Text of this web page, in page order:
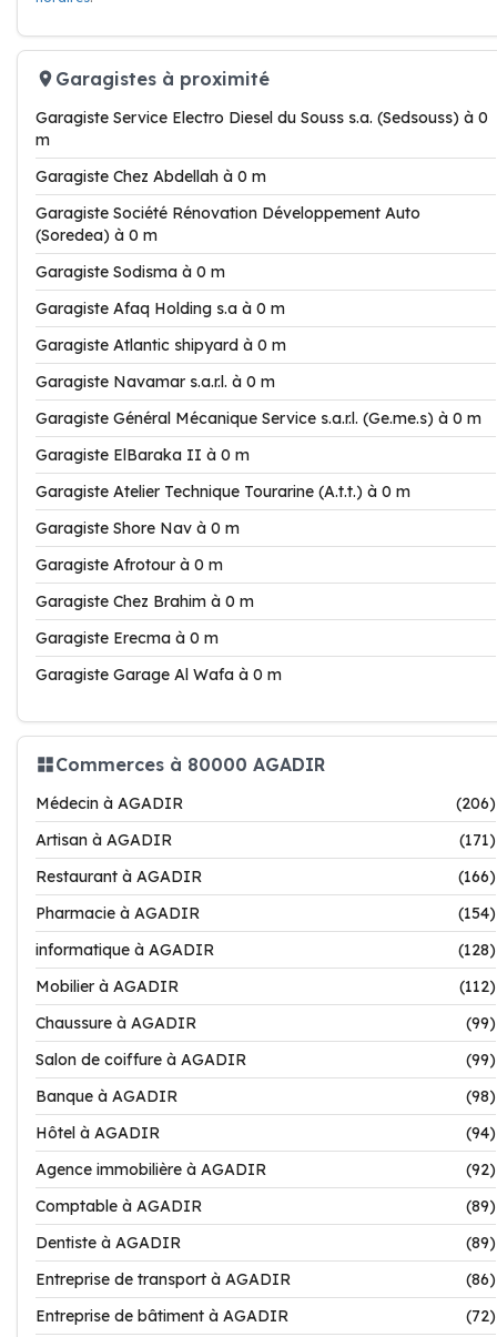
Garagistes à proximité
Garagiste Service Electro Diesel du Souss s.a. (Sedsouss) à 0
m
Garagiste Chez Abdellah à 0 m
Garagiste Société Rénovation Développement Auto
(Soredea) à 0 m
Garagiste Sodisma à 0 m
Garagiste Afaq Holding s.a à 0 m
Garagiste Atlantic shipyard à 0 m
Garagiste Navamar s.a.r.l. à 0 m
Garagiste Général Mécanique Service s.a.r.l. (Ge.me.s) à 0 m
Garagiste ElBaraka II à 0 m
Garagiste Atelier Technique Tourarine (A.t.t.) à 0 m
Garagiste Shore Nav à 0 m
Garagiste Afrotour à 0 m
Garagiste Chez Brahim à 0 m
Garagiste Erecma à 0 m
Garagiste Garage Al Wafa à 0 m
Commerces à 80000 AGADIR
Médecin à AGADIR
(206)
Artisan à AGADIR
(171)
Restaurant à AGADIR
(166)
Pharmacie à AGADIR
(154)
informatique à AGADIR
(128)
Mobilier à AGADIR
(112)
Chaussure à AGADIR
(99)
Salon de coiffure à AGADIR
(99)
Banque à AGADIR
(98)
Hôtel à AGADIR
(94)
Agence immobilière à AGADIR
(92)
Comptable à AGADIR
(89)
Dentiste à AGADIR
(89)
Entreprise de transport à AGADIR
(86)
Entreprise de bâtiment à AGADIR
(72)